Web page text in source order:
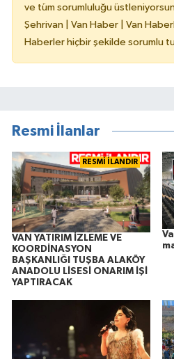
ve tüm sorumluluğu
Şehrivan | Van Haber | Van
Haberler hiçbir şekilde sorumlu
Resmi İlanlar
RESMİ İLANDIR
VAN YATIRIM İZLEME VE
KOORDİNASYON
BAŞKANLIĞI TUŞBA ALAKÖY
ANADOLU LİSESİ ONARIM İŞİ
YAPTIRACAK